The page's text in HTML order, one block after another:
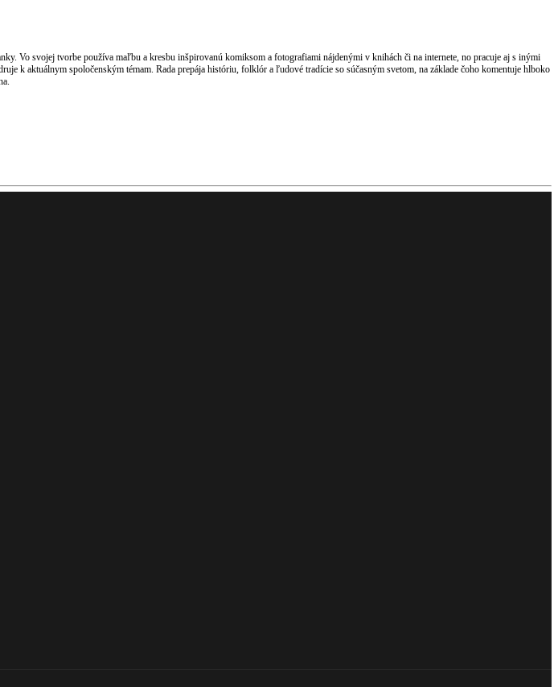
Vo svojej tvorbe používa maľbu a kresbu inšpirovanú komiksom a fotografiami nájdenými v knihách či na internete, no pracuje aj s inými
k aktuálnym spoločenským témam. Rada prepája históriu, folklór a ľudové tradície so súčasným svetom, na základe čoho komentuje hlboko